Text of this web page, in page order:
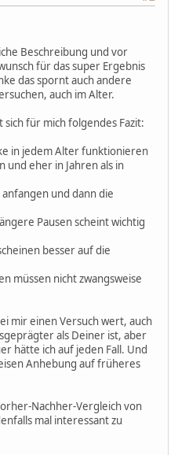
Beschreibung und vor
für das super Ergebnis
das spornt auch andere
auch im Alter.
für mich folgendes Fazit:
in jedem Alter funktionieren
und eher in Jahren als in
und dann die
Pausen scheint wichtig
besser auf die
müssen nicht zwangsweise
mir einen Versuch wert, auch
als Deiner ist, aber
hätte ich auf jeden Fall. Und
Anhebung auf früheres
Nachher-Vergleich von
mal interessant zu